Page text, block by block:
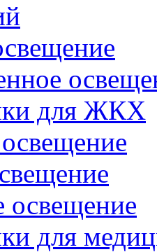
для ЖКХ
освещение
для